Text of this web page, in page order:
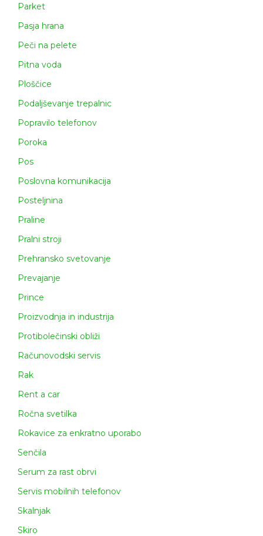
Parket
Pasja hrana
Peči na pelete
Pitna voda
Ploščice
Podaljševanje trepalnic
Popravilo telefonov
Poroka
Pos
Poslovna komunikacija
Posteljnina
Praline
Pralni stroji
Prehransko svetovanje
Prevajanje
Prince
Proizvodnja in industrija
Protibolečinski obliži
Računovodski servis
Rak
Rent a car
Ročna svetilka
Rokavice za enkratno uporabo
Senčila
Serum za rast obrvi
Servis mobilnih telefonov
Skalnjak
Skiro